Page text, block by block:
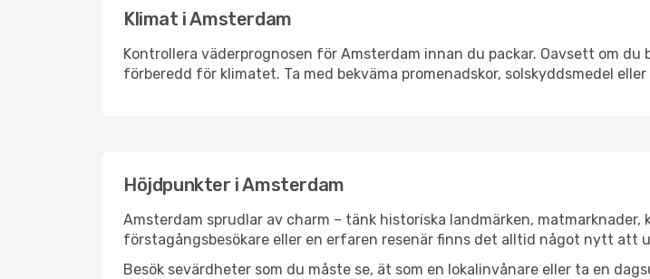
Klimat i Amsterdam
Kontrollera väderprognosen för Amsterdam innan du packar. Oavsett om
förberedd för klimatet. Ta med bekväma promenadskor, solskyddsmedel
Höjdpunkter i Amsterdam
Amsterdam sprudlar av charm – tänk historiska landmärken,
förstagångsbesökare eller en erfaren resenär finns det alltid något nytt att
Besök sevärdheter som du måste se, ät som en lokalinvånare eller ta en